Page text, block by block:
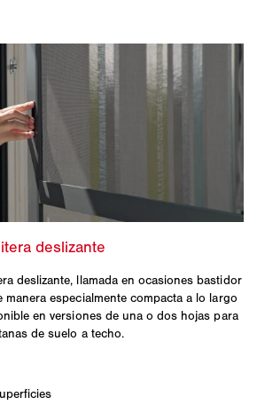
deslizante, llamada en ocasiones bastidor
manera especialmente compacta a lo largo
en versiones de una o dos hojas para
de suelo a techo.